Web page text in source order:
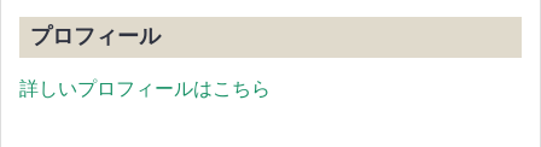
プロフィール
詳しいプロフィールはこちら